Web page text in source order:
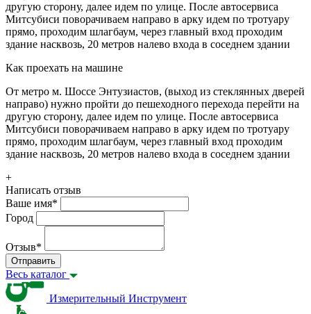
другую сторону, далее идем по улице. После автосервиса
Митсубиси поворачиваем направо в арку идем по тротуару
прямо, проходим шлагбаум, через главный вход проходим
здание насквозь, 20 метров налево входа в соседнем здании
Как проехать на машине
От метро м. Шоссе Энтузиастов, (выход из стеклянных дверей
направо) нужно пройти до пешеходного перехода перейти на
другую сторону, далее идем по улице. После автосервиса
Митсубиси поворачиваем направо в арку идем по тротуару
прямо, проходим шлагбаум, через главный вход проходим
здание насквозь, 20 метров налево входа в соседнем здании
+
Написать отзыв
Ваше имя*
Город
Отзыв*
Отправить
Весь каталог
Измерительный Инструмент